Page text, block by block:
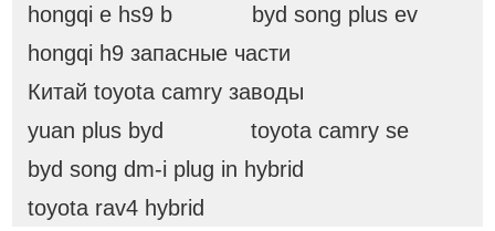
hongqi e hs9 b
byd song plus ev
hongqi h9 запасные части
Китай toyota camry заводы
yuan plus byd
toyota camry se
byd song dm-i plug in hybrid
toyota rav4 hybrid